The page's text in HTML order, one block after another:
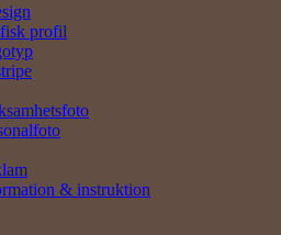
profil
& instruktion